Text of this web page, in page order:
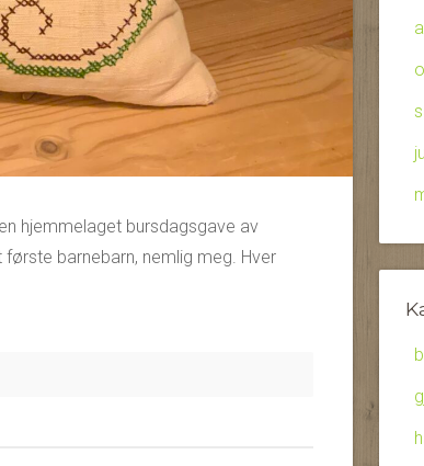
hjemmelaget bursdagsgave av
barnebarn, nemlig meg. Hver